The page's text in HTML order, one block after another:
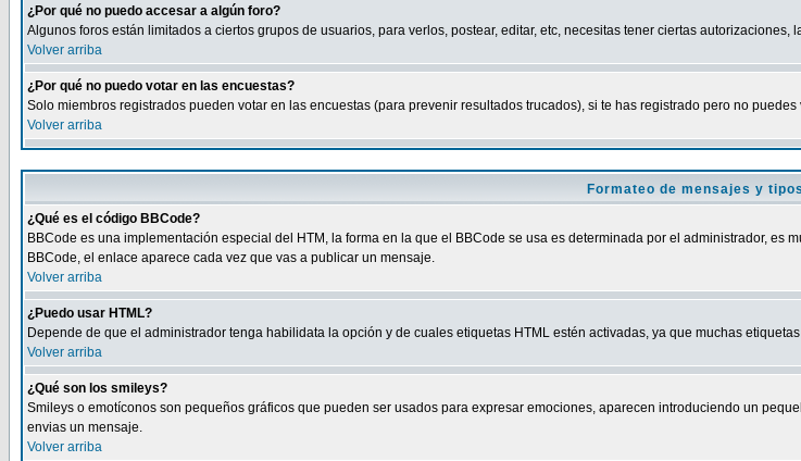
¿Por qué no puedo accesar a algún foro?
Algunos foros están limitados a ciertos grupos de usuarios, para verlos, postear, editar, etc, necesitas tener ciertas
Volver arriba
¿Por qué no puedo votar en las encuestas?
Solo miembros registrados pueden votar en las encuestas (para prevenir resultados trucados), si te has registrado pero no
Volver arriba
Formateo de mensajes y
¿Qué es el código BBCode?
BBCode es una implementación especial del HTM, la forma en la que el BBCode se usa es determinada por el administrador, es
BBCode, el enlace aparece cada vez que vas a publicar un mensaje.
Volver arriba
¿Puedo usar HTML?
Depende de que el administrador tenga habilidata la opción y de cuales etiquetas HTML estén activadas, ya que muchas
Volver arriba
¿Qué son los smileys?
Smileys o emotíconos son pequeños gráficos que pueden ser usados para expresar emociones, aparecen introduciendo un
envias un mensaje.
Volver arriba